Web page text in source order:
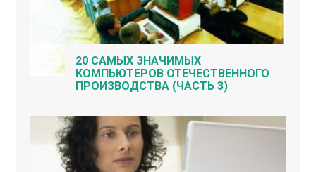
20 САМЫХ ЗНАЧИМЫХ
КОМПЬЮТЕРОВ ОТЕЧЕСТВЕННОГО
ПРОИЗВОДСТВА (ЧАСТЬ 3)